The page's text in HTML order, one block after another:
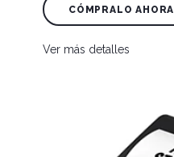
CÓMPRALO AHORA
Ver más detalles